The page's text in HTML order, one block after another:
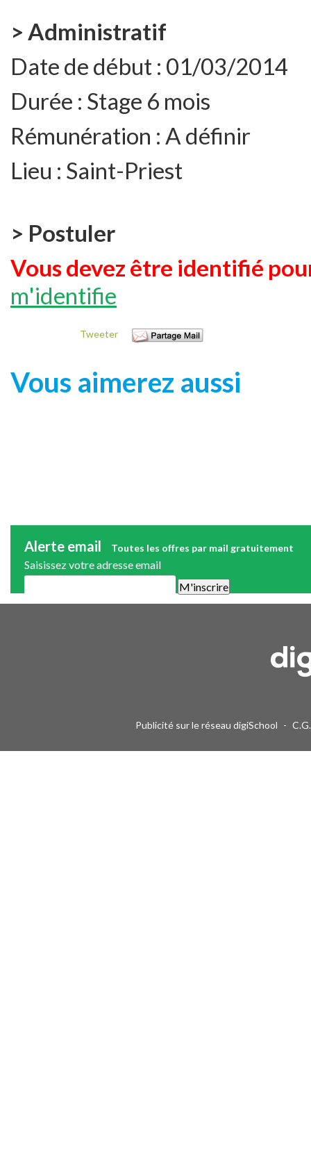
> Administratif
Date de début : 01/03/2014
Durée : Stage 6 mois
Rémunération : A définir
Lieu : Saint-Priest
> Postuler
Vous devez être identifié
m'identifie
Tweeter
Vous aimerez aussi
Alerte email Toutes les offres par mail gratuitement
Saisissez votre adresse email
Publicité sur le réseau digiSchool -